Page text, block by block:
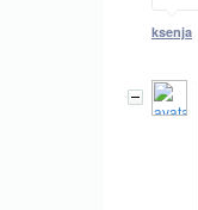
ksenja